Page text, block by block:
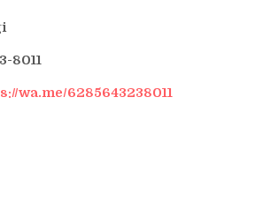
8011
wa.me/6285643238011